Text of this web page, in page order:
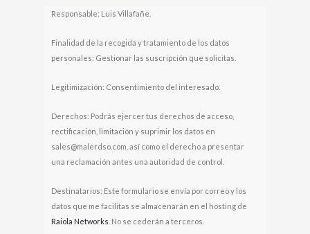
Responsable: Luis Villafañe.
Finalidad de la recogida y tratamiento de los datos
personales: Gestionar las suscripción que solicitas.
Legitimización: Consentimiento del interesado.
Derechos: Podrás ejercer tus derechos de acceso,
rectificación, limitación y suprimir los datos en
sales@malerdso.com, así como el derecho a presentar
una reclamación antes una autoridad de control.
Destinatarios: Este formulario se envía por correo y los
datos que me facilitas se almacenarán en el hosting de
Raiola Networks . No se cederán a terceros.